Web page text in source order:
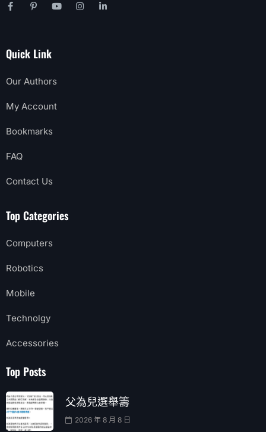
Quick Link
Our Authors
My Account
Bookmarks
FAQ
Contact Us
Top Categories
Computers
Robotics
Mobile
Technolgy
Accessories
Top Posts
父為兒選舉籌
2026 年 8 月 8 日